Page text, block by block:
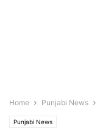
Home Punjabi News
Punjabi News